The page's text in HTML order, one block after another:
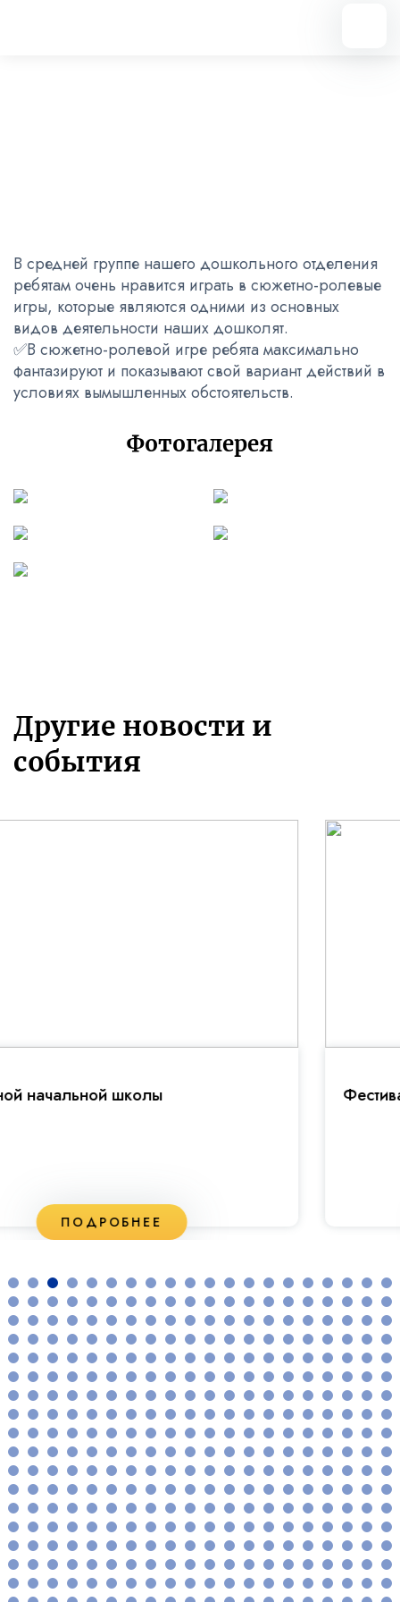
В средней группе нашего дошкольного отделения
ребятам очень нравится играть в сюжетно-ролевые
игры, которые являются одними из основных
видов деятельности наших дошколят.
✅В сюжетно-ролевой игре ребята максимально
фантазируют и показывают свой вариант действий в
условиях вымышленных обстоятельств.
Фотогалерея
Другие новости и
события
Фестивале открытий
ПОДРОБНЕЕ